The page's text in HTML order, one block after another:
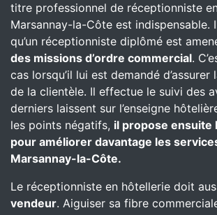
titre professionnel de réceptionniste
Marsannay-la-Côte est indispensable.
qu’un réceptionniste diplômé est
des missions d’ordre commercial.
cas lorsqu’il lui est demandé
de la clientèle. Il effectue le suivi des
derniers laissent sur l’enseigne
les points négatifs, il propose ensuite
pour améliorer davantage les
Marsannay-la-Côte.
Le réceptionniste en hôtellerie doit
vendeur. Aiguiser sa fibre